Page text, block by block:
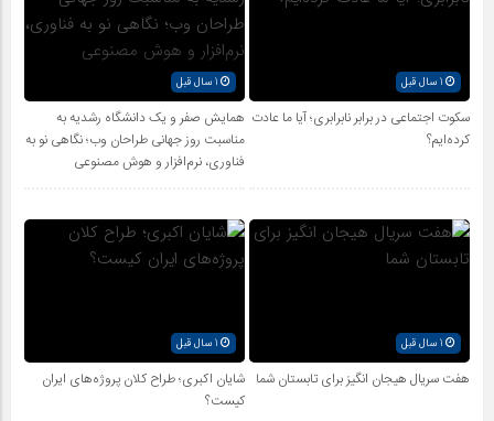
1 سال قبل
سکوت اجتماعی در برابر نابرابری؛ آیا ما عادت
کرده‌ایم؟
همایش صفر و یک دانشگاه رشدیه به
مناسبت روز جهانی طراحان وب؛ نگاهی نو به
فناوری، نرم‌افزار و هوش مصنوعی
1 سال قبل
هفت سریال هیجان انگیز برای تابستان شما شایان اکبری؛ طراح کلان پروژه‌های ایران
کیست؟